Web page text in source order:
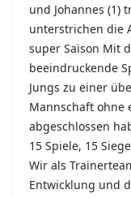
und Johannes (1)
unterstrichen die
super Saison Mit
beeindruckende
Jungs zu einer
Mannschaft ohne
abgeschlossen
15 Spiele, 15
Wir als
Entwicklung und